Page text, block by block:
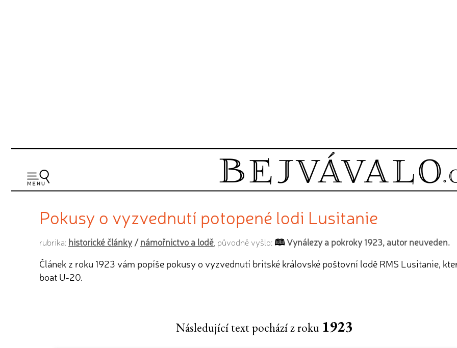
Pokusy o vyzvednutí potopené lodi Lusitanie
rubrika: historické články/námořnictvo a lodě , původně vyšlo: Vynálezy a pokroky 1923, autor neuveden.
Článek z roku 1923 vám popíše pokusy o vyzvednutí britské královské poštovní lodě RMS Lusitanie,
boat U-20.
Následující text pochází z roku 1923